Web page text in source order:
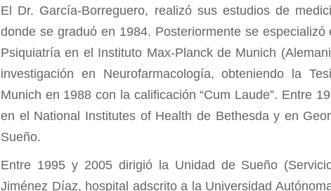
El Dr. García-Borreguero, realizó sus estudios de
donde se graduó en 1984. Posteriormente se
Psiquiatría en el Instituto Max-Planck de Munich
investigación en Neurofarmacología, obteniendo la
Munich en 1988 con la calificación “Cum Laude”. Entre
en el National Institutes of Health de Bethesda y en
Sueño.
Entre 1995 y 2005 dirigió la Unidad de Sueño
Jiménez Díaz, hospital adscrito a la Universidad